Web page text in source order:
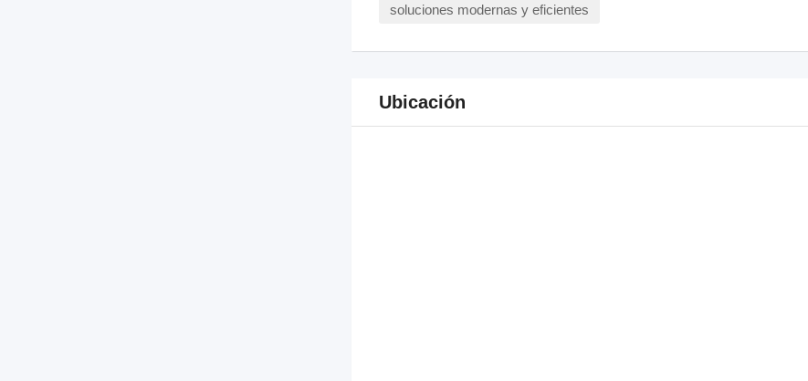
soluciones modernas y eficientes
Ubicación